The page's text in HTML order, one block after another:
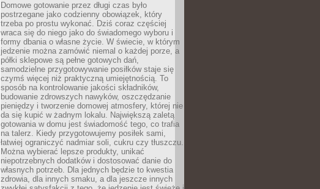
Domowe gotowanie przez długi czas było
postrzegane jako codzienny obowiązek, który
trzeba po prostu wykonać. Dziś coraz częściej
wraca się do niego jako do świadomego wyboru i
formy dbania o własne życie. W świecie, w którym
jedzenie można zamówić niemal o każdej porze, a
półki sklepowe są pełne gotowych dań,
samodzielne przygotowywanie posiłków staje się
czymś więcej niż praktyczną umiejętnością. To
sposób na kontrolowanie jakości składników,
budowanie zdrowszych nawyków, oszczędzanie
pieniędzy i tworzenie domowej atmosfery, której nie
da się kupić w żadnym lokalu. Największą zaletą
gotowania w domu jest świadomość tego, co trafia
na talerz. Kiedy przygotowujemy posiłek sami,
łatwiej ograniczyć nadmiar soli, cukru czy tłuszczu.
Można wybierać lepsze produkty, unikać
niepotrzebnych dodatków i dostosować danie do
własnych potrzeb. Dla jednych będzie to kwestia
zdrowia, dla innych smaku, a dla jeszcze innych